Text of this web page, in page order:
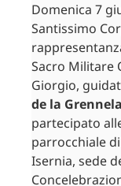
Domenica 7
Santissimo
Sacro Militare
Giorgio,
de la
partecipato
parrocchiale
Isernia, sede